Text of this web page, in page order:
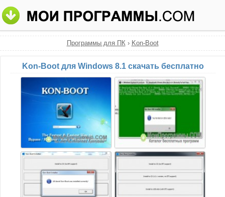
Программы для ПК› Kon-Boot
Kon-Boot для Windows 8.1 скачать бесплатно